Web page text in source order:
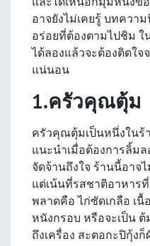
อาจยังไม่เคยรู้ บทควา
อร่อยที่ต้องตามไปชิม ใ
ได้ลองแล้วจะต้องติดใจ
แน่นอน
1.ครัวคุณตุ้ม
ครัวคุณตุ้มเป็นหนึ่งใน
แนะนำเมื่อต้องการลิ้ม
จัดจ้านถึงใจ ร้านนี้อาจ
แต่เน้นที่รสชาติอาหาร
พลาดคือ ไก่ซัดเกลือ เ
หนังกรอบ หรือจะเป็น
ถึงเครื่อง สะตอกะปิกุ้ง